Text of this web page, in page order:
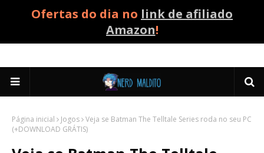
Ofertas do dia no link de afiliado
Amazon!
Página inicial Jogos Veja se Batman The Telltale Series roda no seu PC
(+DOWNLOAD GRÁTIS)